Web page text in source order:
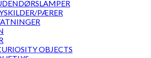
PÆRER
OBJECTS